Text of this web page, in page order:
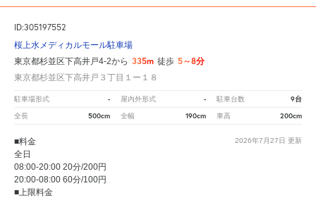
ID:305197552
桜上水メディカルモール駐車場
東京都杉並区下高井戸4-2から 335m 徒歩 5～8分
東京都杉並区下高井戸３丁目１ー１８
駐車場形式 - 屋内外形式 - 駐車台数 9台
全長 500cm 全幅 190cm 車高 200cm
2026年7月27日 更新
■料金
全日
08:00-20:00 20分/200円
20:00-08:00 60分/100円
■上限料金